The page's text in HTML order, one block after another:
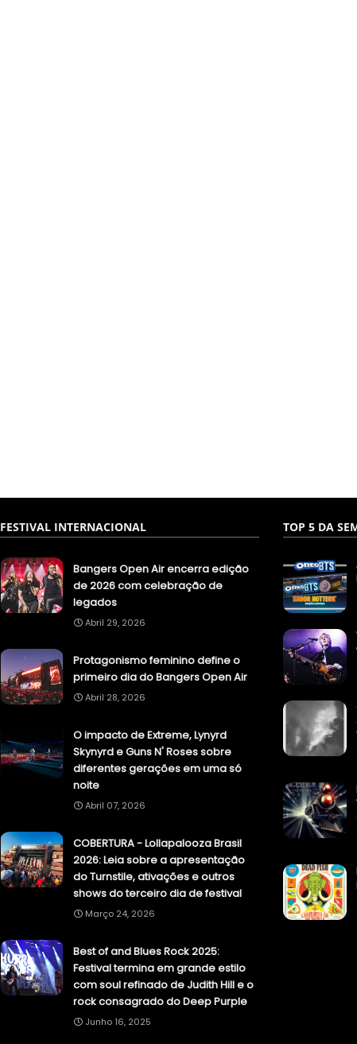
FESTIVAL INTERNACIONAL
Bangers Open Air encerra edição
de 2026 com celebração de
legados
Abril 29, 2026
Protagonismo feminino define o
primeiro dia do Bangers Open Air
Abril 28, 2026
O impacto de Extreme, Lynyrd
Skynyrd e Guns N' Roses sobre
diferentes gerações em uma só
noite
Abril 07, 2026
COBERTURA - Lollapalooza Brasil
2026: Leia sobre a apresentação
do Turnstile, ativações e outros
shows do terceiro dia de festival
Março 24, 2026
Best of and Blues Rock 2025:
Festival termina em grande estilo
com soul refinado de Judith Hill e o
rock consagrado do Deep Purple
Junho 16, 2025
TOP 5 DA